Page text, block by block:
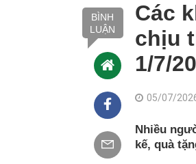
BÌNH
LUẬN
Các
chịu
1/7/
05/07/
Nhiều
kế, quà